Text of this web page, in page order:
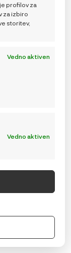
profilov za
za izbiro
storitev,
Vedno aktiven
Vedno aktiven